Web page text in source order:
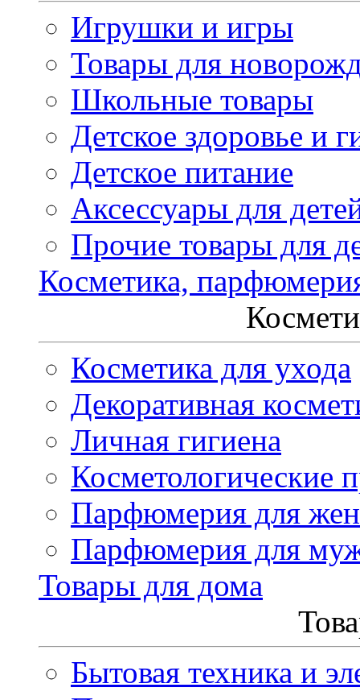
Игрушки и игры
Товары для
Школьные товары
Детское здоровье и
Детское питание
Аксессуары для
Прочие товары для
Косметика,
Косметика для ухода
Декоративная
Личная гигиена
Косметологические
Парфюмерия для
Парфюмерия для
Товары для дома
Бытовая техника и